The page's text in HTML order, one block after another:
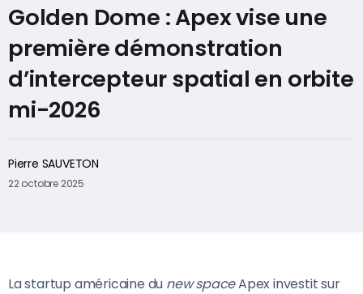
Golden Dome : Apex vise une
première démonstration
d’intercepteur spatial en orbite
mi-2026
Pierre SAUVETON
22 octobre 2025
La startup américaine du new spaceApex investit sur